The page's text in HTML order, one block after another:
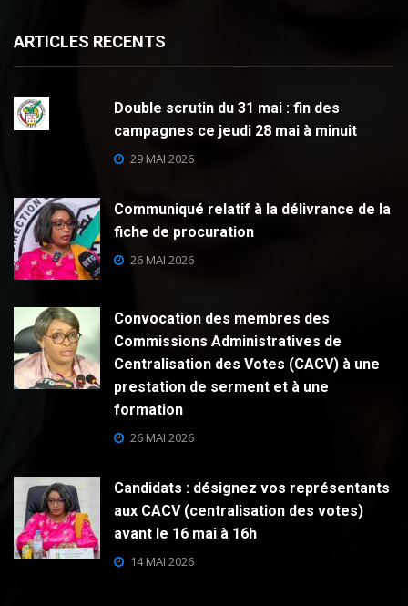
ARTICLES RECENTS
Double scrutin du 31 mai : fin des
campagnes ce jeudi 28 mai à minuit
29 MAI 2026
Communiqué relatif à la délivrance de la
fiche de procuration
26 MAI 2026
Convocation des membres des
Commissions Administratives de
Centralisation des Votes (CACV) à une
prestation de serment et à une
formation
26 MAI 2026
Candidats : désignez vos représentants
aux CACV (centralisation des votes)
avant le 16 mai à 16h
14 MAI 2026